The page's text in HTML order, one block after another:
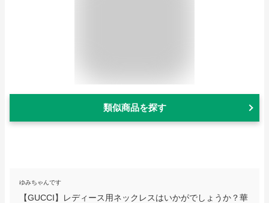
類似商品を探す
ゆみちゃんです
【GUCCI】レディース用ネックレスはいかがでしょうか？華